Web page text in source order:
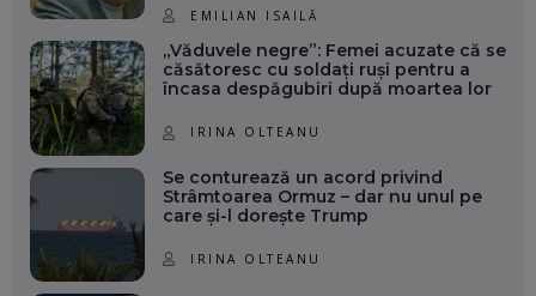
EMILIAN ISAILĂ
„Văduvele negre”: Femei acuzate că se
căsătoresc cu soldați ruși pentru a
încasa despăgubiri după moartea lor
IRINA OLTEANU
Se conturează un acord privind
Strâmtoarea Ormuz – dar nu unul pe
care și-l dorește Trump
IRINA OLTEANU